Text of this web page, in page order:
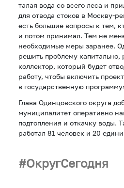
талая вода со всего леса и
для отвода стоков в Москву-
есть большие вопросы к тем,
и потом принимал. Тем не
необходимые меры заранее.
решить проблему
коллектор, который будет
работу, чтобы включить
в государственную
Глава Одинцовского округа
муниципалитет оперативно
подтопления и откачку воды.
работал 81 человек и 20
ОкругСегодня